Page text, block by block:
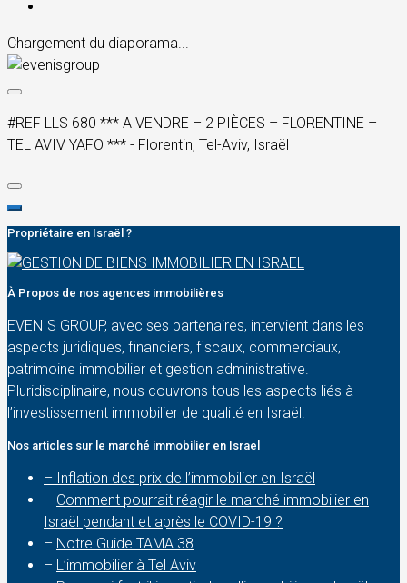
Chargement du diaporama...
#REF LLS 680 *** A VENDRE – 2 PIÈCES – FLORENTINE –
TEL AVIV YAFO *** - Florentin, Tel-Aviv, Israël
Propriétaire en Israël ?
À Propos de nos agences immobilières
EVENIS GROUP, avec ses partenaires, intervient dans les
aspects juridiques, financiers, fiscaux, commerciaux,
patrimoine immobilier et gestion administrative.
Pluridisciplinaire, nous couvrons tous les aspects liés à
l’investissement immobilier de qualité en Israël.
Nos articles sur le marché immobilier en Israel
– Inflation des prix de l’immobilier en Israël
– Comment pourrait réagir le marché immobilier en
Israël pendant et après le COVID-19 ?
– Notre Guide TAMA 38
– L’immobilier à Tel Aviv